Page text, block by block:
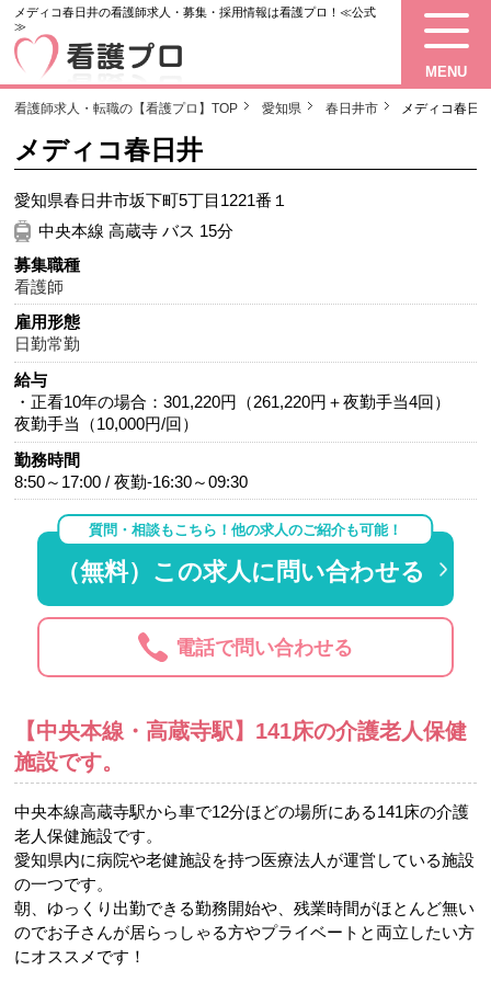
メディコ春日井の看護師求人・募集・採用情報は看護プロ！≪公式
≫
MENU
看護師求人・転職の【看護プロ】TOP 愛知県 春日井市 メディコ春日
メディコ春日井
愛知県春日井市坂下町5丁目1221番１
中央本線 高蔵寺 バス 15分
募集職種
看護師
雇用形態
日勤常勤
給与
・正看10年の場合：301,220円（261,220円＋夜勤手当4回）
夜勤手当（10,000円/回）
勤務時間
8:50～17:00 / 夜勤-16:30～09:30
質問・相談もこちら！他の求人のご紹介も可能！
（無料）この求人に問い合わせる
電話で問い合わせる
【中央本線・高蔵寺駅】141床の介護老人保健
施設です。
中央本線高蔵寺駅から車で12分ほどの場所にある141床の介護
老人保健施設です。
愛知県内に病院や老健施設を持つ医療法人が運営している施設
の一つです。
朝、ゆっくり出勤できる勤務開始や、残業時間がほとんど無い
のでお子さんが居らっしゃる方やプライベートと両立したい方
にオススメです！